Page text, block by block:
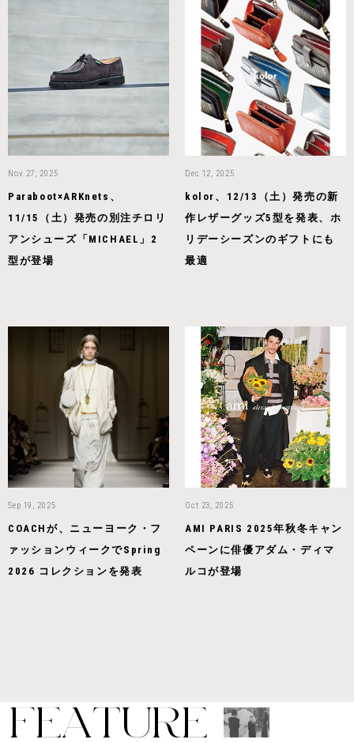
Nov 27, 2025
Paraboot×ARKnets、
11/15（土）発売の別注チロリ
アンシューズ「MICHAEL」2
型が登場
Dec 12, 2025
kolor、12/13（土）発売の新
作レザーグッズ5型を発表、ホ
リデーシーズンのギフトにも
最適
Sep 19, 2025
COACHが、ニューヨーク・フ
ァッションウィークでSpring
2026 コレクションを発表
Oct 23, 2025
AMI PARIS 2025年秋冬キャン
ペーンに俳優アダム・ディマ
ルコが登場
FEATURE